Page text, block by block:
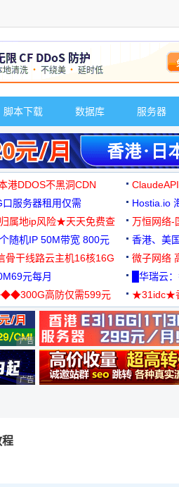
脚本下载 数据库 服务器
港DDOS不黑洞CDN
服务器租用仅需
Hostia.io
属地ip风险★天天免费查
万恒网络-
99元/月起
随机IP 50M带宽 800元 香港、美
骨干线路云主机16核16G
微子网络
元每月 █华瑞云
高防仅需599元
★31idc★
用◆
广告 商业广告，理性选择
广告 商业广告，理性选择
程